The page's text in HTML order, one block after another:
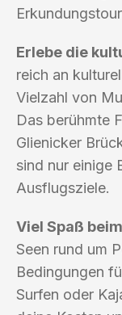
Erlebe die
reich an
Vielzahl von
Das berühmte
Glienicker
sind nur einige
Ausflugsziele.
Viel Spaß
Seen rund um
Bedingungen
Surfen oder